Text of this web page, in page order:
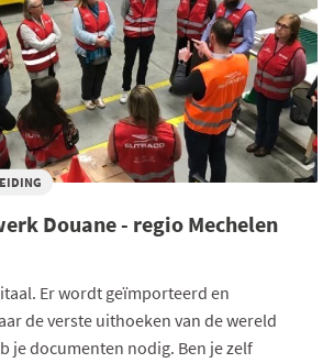
Douane - regio Mechelen
Er wordt geïmporteerd en
de verste uithoeken van de wereld
je documenten nodig. Ben je zelf